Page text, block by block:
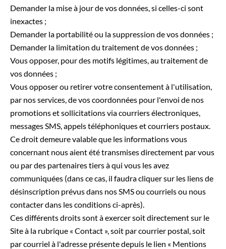
Demander la mise à jour de vos données, si celles-ci sont
inexactes ;
Demander la portabilité ou la suppression de vos données ;
Demander la limitation du traitement de vos données ;
Vous opposer, pour des motifs légitimes, au traitement de
vos données ;
Vous opposer ou retirer votre consentement à l'utilisation,
par nos services, de vos coordonnées pour l'envoi de nos
promotions et sollicitations via courriers électroniques,
messages SMS, appels téléphoniques et courriers postaux.
Ce droit demeure valable que les informations vous
concernant nous aient été transmises directement par vous
ou par des partenaires tiers à qui vous les avez
communiquées (dans ce cas, il faudra cliquer sur les liens de
désinscription prévus dans nos SMS ou courriels ou nous
contacter dans les conditions ci-après).
Ces différents droits sont à exercer soit directement sur le
Site à la rubrique « Contact », soit par courrier postal, soit
par courriel à l'adresse présente depuis le lien « Mentions